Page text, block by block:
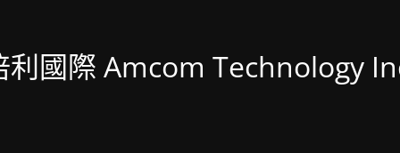
利國際 Amcom Technology